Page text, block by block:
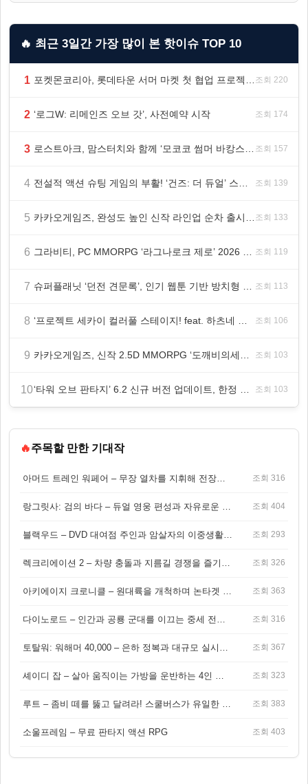
🔥 최근 3일간 가장 많이 본 핫이슈 TOP 10
1 조회 220
2 ‘로그W: 리메인즈 오브 갓’, 사전예약 시작 조회 174
3 조회 157
4 조회 139
5 조회 133
6 조회 119
7 조회 113
8 조회 106
9 조회 103
10 조회 103
🔥주목할 만한 기대작
조회 316
조회 404
조회 293
조회 326
조회 363
조회 316
조회 367
조회 323
조회 383
소울프레임 – 무료 판타지 액션 RPG 조회 403